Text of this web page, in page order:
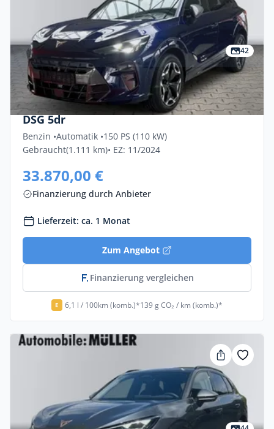
42
Privat & Gewerbe
Cupra Terramar 1.5 ETSI MHEV 110kW
DSG 5dr
Benzin •Automatik •150 PS (110 kW)
Gebraucht(1.111 km)• EZ: 11/2024
33.870,00 €
Finanzierung durch Anbieter
Lieferzeit: ca. 1 Monat
Zum Angebot
Finanzierung vergleichen
E 6,1 l / 100km (komb.)*139 g CO₂ / km (komb.)*